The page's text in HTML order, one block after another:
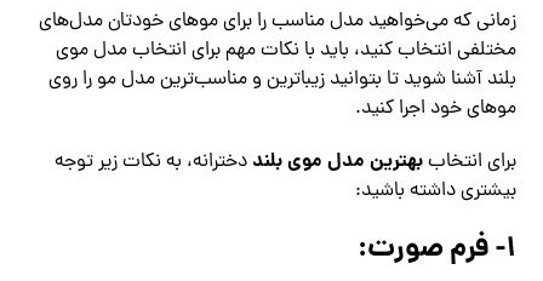
زمانی که می‌خواهید مدل مناسب را برای موهای خودتان مدل‌های
مختلفی انتخاب کنید، باید با نکات مهم برای انتخاب مدل موی
بلند آشنا شوید تا بتوانید زیباترین و مناسب‌ترین مدل مو را روی
موهای خود اجرا کنید.
برای انتخاببهترین مدل موی بلند دخترانه، به نکات زیر توجه
بیشتری داشته باشید:
۱- فرم صورت: